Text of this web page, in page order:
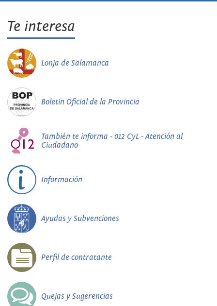
Te interesa
Lonja de Salamanca
Boletín Oficial de la Provincia
También te informa - 012 CyL - Atención al
Ciudadano
Información
Ayudas y Subvenciones
Perfil de contratante
Quejas y Sugerencias